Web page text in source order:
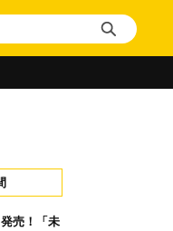
売！「未